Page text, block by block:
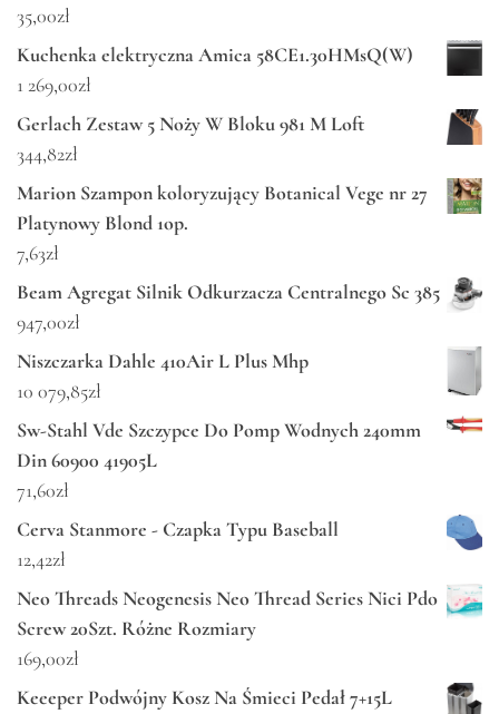
35,00zł
Kuchenka elektryczna Amica 58CE1.30HMsQ(W)
1 269,00zł
Gerlach Zestaw 5 Noży W Bloku 981 M Loft
344,82zł
Marion Szampon koloryzujący Botanical Vege nr 27
Platynowy Blond 1op.
7,63zł
Beam Agregat Silnik Odkurzacza Centralnego Sc 385
947,00zł
Niszczarka Dahle 410Air L Plus Mhp
10 079,85zł
Sw-Stahl Vde Szczypce Do Pomp Wodnych 240mm
Din 60900 41905L
71,60zł
Cerva Stanmore - Czapka Typu Baseball
12,42zł
Neo Threads Neogenesis Neo Thread Series Nici Pdo
Screw 20Szt. Różne Rozmiary
169,00zł
Keeeper Podwójny Kosz Na Śmieci Pedał 7+15L